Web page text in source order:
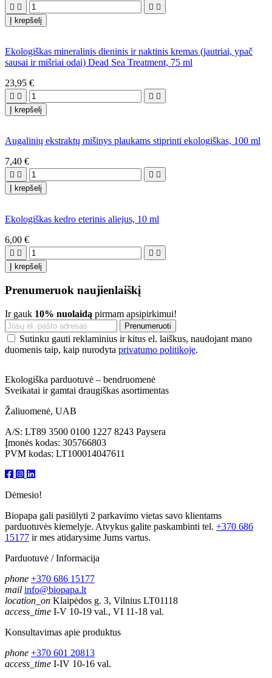
   
Į krepšelį
Ekologiškas mineralinis dieninis ir naktinis kremas (jautriai, ypač
sausai ir mišriai odai) Dead Sea Treatment, 75 ml
23,95 €
   
Į krepšelį
Augalinių ekstraktų mišinys plaukams stiprinti ekologiškas, 100 ml
7,40 €
   
Į krepšelį
Ekologiškas kedro eterinis aliejus, 10 ml
6,00 €
   
Į krepšelį
Prenumeruok naujienlaiškį
Ir gauk 10% nuolaidą pirmam apsipirkimui!
Sutinku gauti reklaminius ir kitus el. laiškus, naudojant mano
duomenis taip, kaip nurodyta privatumo politikoje.
Ekologiška parduotuvė – bendruomenė
Sveikatai ir gamtai draugiškas asortimentas
Žaliuomenė, UAB
A/S: LT89 3500 0100 1227 8243 Paysera
Įmonės kodas: 305766803
PVM kodas: LT100014047611
Dėmesio!
Biopapa gali pasiūlyti 2 parkavimo vietas savo klientams
parduotuvės kiemelyje. Atvykus galite paskambinti tel. +370 686
15177 ir mes atidarysime Jums vartus.
Parduotuvė / Informacija
phone +370 686 15177
mail info@biopapa.lt
location_on Klaipėdos g. 3, Vilnius LT01118
access_time I-V 10-19 val., VI 11-18 val.
Konsultavimas apie produktus
phone +370 601 20813
access_time I-IV 10-16 val.